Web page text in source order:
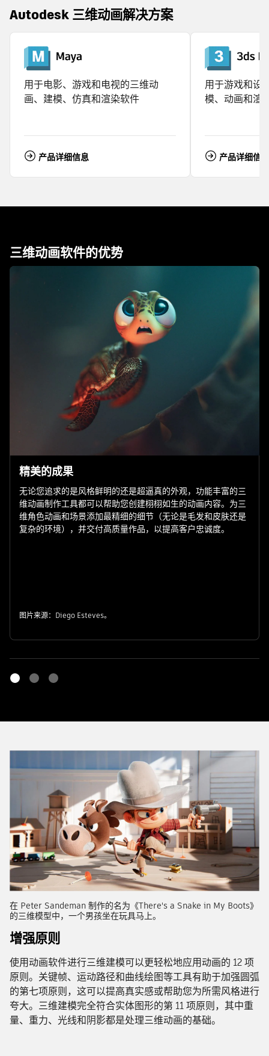
Autodesk 三维动画解决方案
用于电影、游戏和电视的三维动
画、建模、仿真和渲染软件
产品详细信息
用于游戏和设
模、动画和渲
产品详细信息
三维动画软件的优势
精美的成果
无论您追求的是风格鲜明的还是超逼真的外观，功能丰富的三
维动画制作工具都可以帮助您创建栩栩如生的动画内容。为三
维角色动画和场景添加最精细的细节（无论是毛发和皮肤还是
复杂的环境），并交付高质量作品，以提高客户忠诚度。
图片来源：Diego Esteves。
在 Peter Sandeman 制作的名为《There's a Snake in My Boots》
的三维模型中，一个男孩坐在玩具马上。
增强原则
使用动画软件进行三维建模可以更轻松地应用动画的 12 项
原则。关键帧、运动路径和曲线绘图等工具有助于加强圆弧
的第七项原则，这可以提高真实感或帮助您为所需风格进行
夸大。三维建模完全符合实体图形的第 11 项原则，其中重
量、重力、光线和阴影都是处理三维动画的基础。